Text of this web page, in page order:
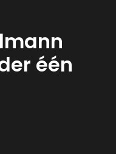
één